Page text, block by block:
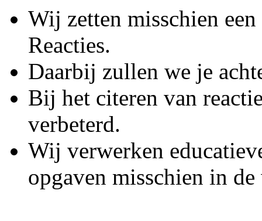
Wij zetten misschien
Reacties.
Daarbij zullen we je
Bij het citeren van
verbeterd.
Wij verwerken
opgaven misschien in de